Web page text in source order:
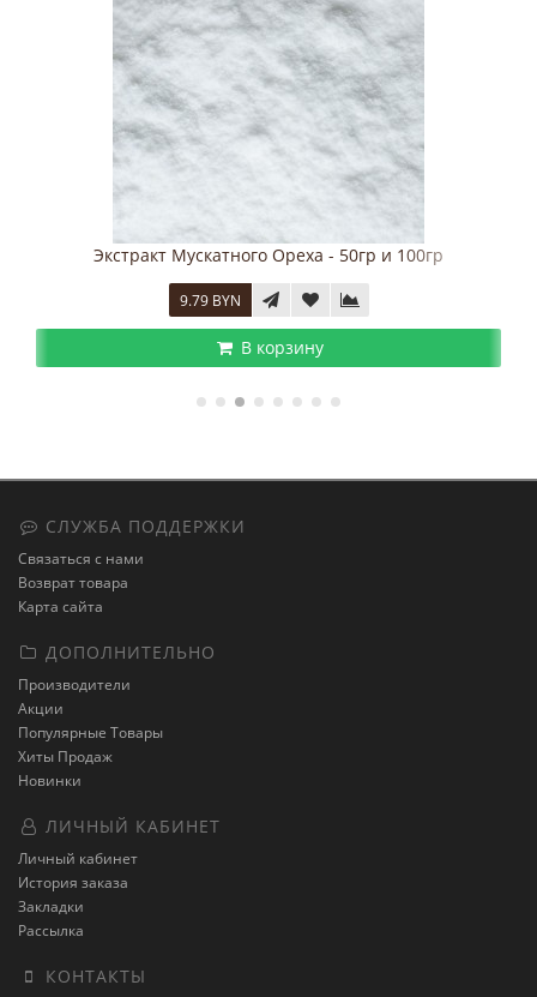
Экстракт Мускатного Ореха - 50гр и 100гр
9.79 BYN
В корзину
СЛУЖБА ПОДДЕРЖКИ
Связаться с нами
Возврат товара
Карта сайта
ДОПОЛНИТЕЛЬНО
Производители
Акции
Популярные Товары
Хиты Продаж
Новинки
ЛИЧНЫЙ КАБИНЕТ
Личный кабинет
История заказа
Закладки
Рассылка
КОНТАКТЫ